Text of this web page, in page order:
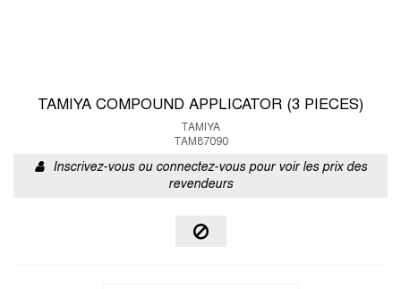
TAMIYA COMPOUND APPLICATOR (3 PIECES)
TAMIYA
TAM87090
Inscrivez-vous ou connectez-vous pour voir les prix des
revendeurs